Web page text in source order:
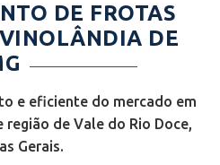
DE FROTAS
DE
e eficiente do mercado em
região de Vale do Rio Doce,
Gerais.